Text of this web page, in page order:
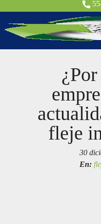
fleje
30
En: